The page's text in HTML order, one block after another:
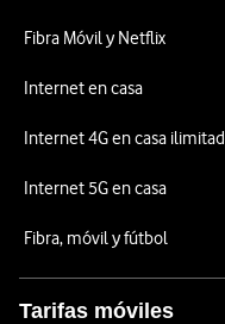
Fibra Móvil y Netflix
Internet en casa
Internet 4G en casa
Internet 5G en casa
Fibra, móvil y fútbol
Tarifas móviles